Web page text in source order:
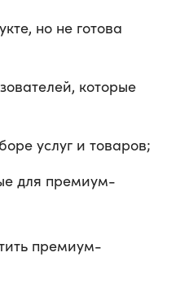
но не готова
которые
услуг и товаров;
для премиум-
премиум-